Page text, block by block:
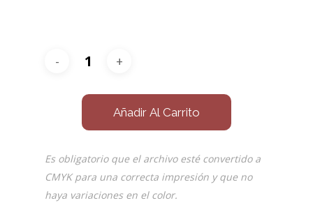
Añadir Al Carrito
Es obligatorio que el archivo esté convertido a
CMYK para una correcta impresión y que no
haya variaciones en el color.